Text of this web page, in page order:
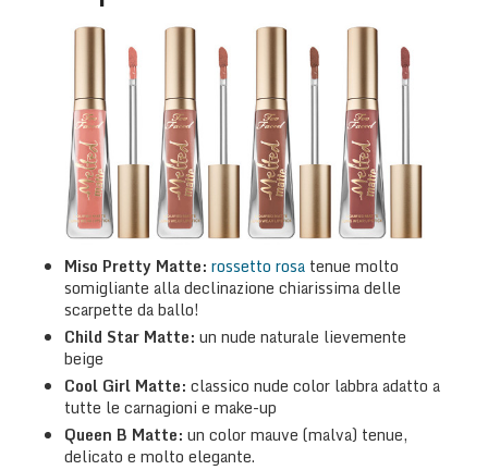
Miso PrettyMatte: rossetto rosatenue molto
somigliante alla declinazione chiarissima delle
scarpette da ballo!
Child StarMatte: un nude naturale lievemente
beige
Cool GirlMatte: classico nude color labbra adatto a
tutte le carnagioni e make-up
Queen B Matte: un color mauve (malva) tenue,
delicato e molto elegante.